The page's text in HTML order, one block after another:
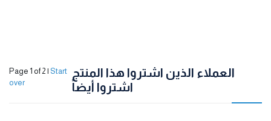
العملاء الذين اشتروا هذا المنتج
اشتروا أيضاً
Page 1 of 2 | Start
over